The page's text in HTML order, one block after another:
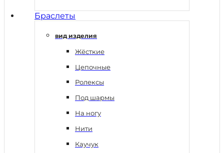
Браслеты
вид изделия
Жёсткие
Цепочные
Ролексы
Под шармы
На ногу
Нити
Каучук